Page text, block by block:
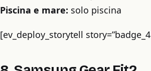
Piscina e mare: solo piscina
[ev_deploy_storytell